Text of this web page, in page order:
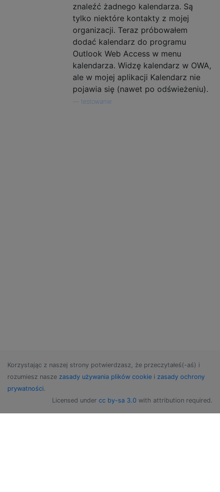
znaleźć żadnego kalendarza. Są
tylko niektóre kontakty z mojej
organizacji. Teraz próbowałem
dodać kalendarz do programu
Outlook Web Access w menu
kalendarza. Widzę kalendarz w OWA,
ale w mojej aplikacji Kalendarz nie
pojawia się (nawet po odświeżeniu).
testowanie
Korzystając z naszej strony potwierdzasz, że przeczytałeś(-aś) i
rozumiesz nasze zasady używania plików cookie i zasady ochrony
prywatności.
Licensed under cc by-sa 3.0 with attribution required.